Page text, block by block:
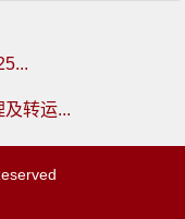
及转运...